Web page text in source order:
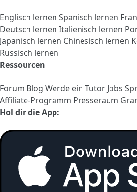
Englisch lernen Spanisch lernen
Deutsch lernen Italienisch lernen
Japanisch lernen Chinesisch lernen
Russisch lernen
Ressourcen
Forum Blog Werde ein Tutor Jobs
Affiliate-Programm Presseraum
Hol dir die App: